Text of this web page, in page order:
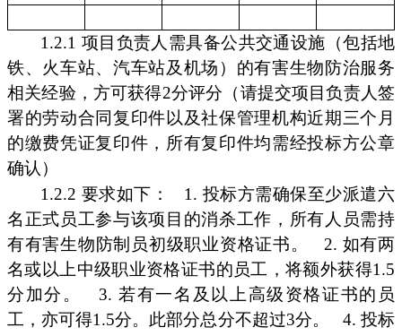
1.2.1 项目负责人需具备公共交通设施（包括地
铁、火车站、汽车站及机场）的有害生物防治服务
相关经验，方可获得2分评分（请提交项目负责人签
署的劳动合同复印件以及社保管理机构近期三个月
的缴费凭证复印件，所有复印件均需经投标方公章
确认）
1.2.2 要求如下：
1. 投标方需确保至少派遣六
名正式员工参与该项目的消杀工作，所有人员需持
有有害生物防制员初级职业资格证书。
2. 如有两
名或以上中级职业资格证书的员工，将额外获得1.5
分加分。
3. 若有一名及以上高级资格证书的员
工，亦可得1.5分。此部分总分不超过3分。
4. 投标